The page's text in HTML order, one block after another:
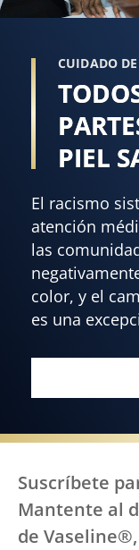
CUIDADO
PIEL
El racismo
atención
las
color, y el
es una
Suscríbete
Mantente al
de